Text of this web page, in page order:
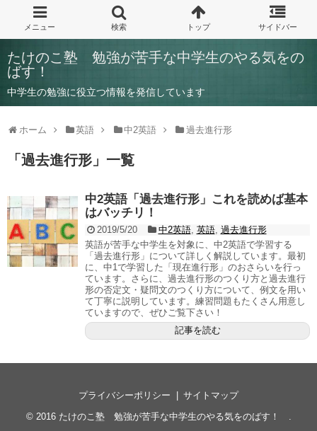
たけのこ塾 勉強が苦手な中学生のやる気をの
ばす！
中学生の勉強に役立つ情報を発信しています
ホーム 英語 中2英語 過去進行形
「 過去進行形 」 一覧
中2英語「過去進行形」これを読めば基本
はバッチリ！
2019/5/20 中2英語, 英語, 過去進行形
英語が苦手な中学生を対象に、中2英語で学習する
「過去進行形」について詳しく解説しています。最初
に、中1で学習した「現在進行形」のおさらいを行っ
ています。さらに、過去進行形のつくり方と過去進行
形の否定文・疑問文のつくり方について、例文を用い
て丁寧に説明しています。練習問題もたくさん用意し
ていますので、ぜひご覧下さい！
記事を読む
プライバシーポリシー
サイトマップ
© 2016 たけのこ塾 勉強が苦手な中学生のやる気をのばす！